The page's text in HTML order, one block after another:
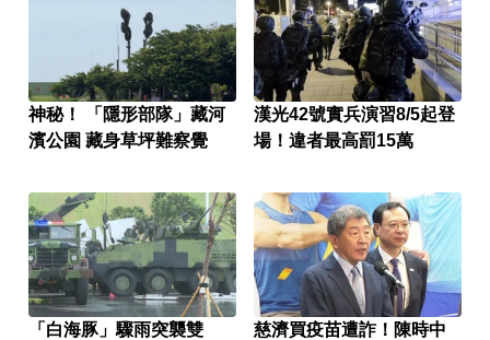
神秘！ 「隱形部隊」藏河
濱公園 藏身草坪難察覺
漢光42號實兵演習8/5起登
場！違者最高罰15萬
「白海豚」驟雨突襲雙
慈濟買疫苗遭詐！陳時中